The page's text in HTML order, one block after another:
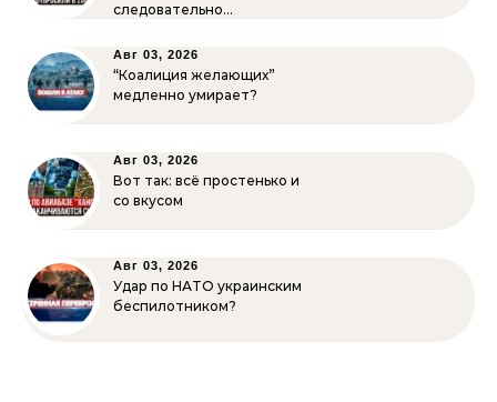
следовательно…
Авг 03, 2026
“Коалиция желающих”
медленно умирает?
Авг 03, 2026
Вот так: всё простенько и
со вкусом
Авг 03, 2026
Удар по НАТО украинским
беспилотником?